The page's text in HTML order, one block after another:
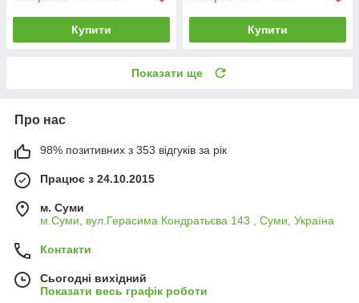
Купити Купити
Показати ще
Про нас
98% позитивних з 353 відгуків за рік
Працює з 24.10.2015
м. Суми
м.Суми, вул.Герасима Кондратьєва 143 , Суми, Україна
Контакти
Сьогодні вихідний
Показати весь графік роботи